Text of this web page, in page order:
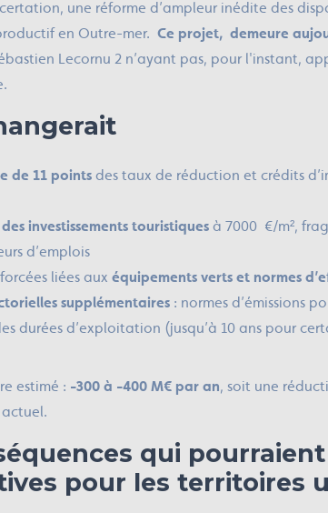
une réforme d’ampleur inédite des
en Outre-mer. Ce projet, demeure
Lecornu 2 n’ayant pas, pour l'instant,
de 11 points des taux de réduction et crédits
investissements touristiques à 7000 €/m²,
d’emplois
liées aux équipements verts et normes
supplémentaires : normes d’émissions
durées d’exploitation (jusqu’à 10 ans pour
estimé : -300 à -400 M€ par an, soit une
qui
pour les territoires